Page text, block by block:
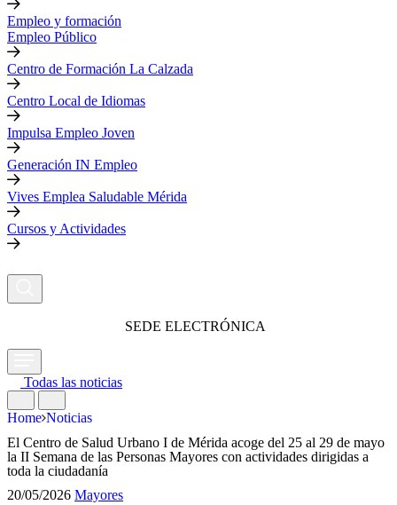
Empleo y formación
Empleo Público
Centro de Formación La Calzada
Centro Local de Idiomas
Impulsa Empleo Joven
Generación IN Empleo
Vives Emplea Saludable Mérida
Cursos y Actividades
SEDE ELECTRÓNICA
Todas las noticias
Home Noticias
El Centro de Salud Urbano I de Mérida acoge del 25 al 29 de mayo
la II Semana de las Personas Mayores con actividades dirigidas a
toda la ciudadanía
20/05/2026 Mayores